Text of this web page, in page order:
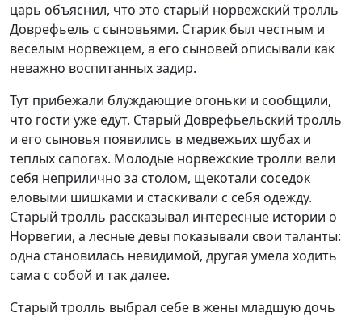
царь объяснил, что это старый норвежский тролль
Доврефьель с сыновьями. Старик был честным и
веселым норвежцем, а его сыновей описывали как
неважно воспитанных задир.
Тут прибежали блуждающие огоньки и сообщили,
что гости уже едут. Старый Доврефьельский тролль
и его сыновья появились в медвежьих шубах и
теплых сапогах. Молодые норвежские тролли вели
себя неприлично за столом, щекотали соседок
еловыми шишками и стаскивали с себя одежду.
Старый тролль рассказывал интересные истории о
Норвегии, а лесные девы показывали свои таланты:
одна становилась невидимой, другая умела ходить
сама с собой и так далее.
Старый тролль выбрал себе в жены младшую дочь